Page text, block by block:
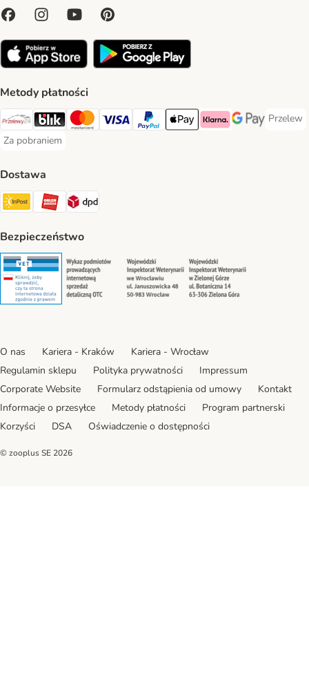
Metody płatności
Przelewy24 Payment Method
Blik Payment Method
MasterCard Payment Method
Visa Payment Method
PayPal Payment Method
Apple Pay Payment Method
Klarna Payment Method
Google Pay
Przelew
Przelew
Za pobraniem
Za pobraniem Payment Method
Dostawa
Paczkomat® Shipping Method
ORLEN Paczka Shipping Method
DPD Shipping Method
Bezpieczeństwo
Security Security Security
O nas Kariera - Kraków
Kariera - Wrocław
Regulamin sklepu
Polityka prywatności
Impressum
Corporate Website
Formularz odstąpienia od umowy
Kontakt
Informacje o przesyłce
Metody płatności
Program partnerski
Korzyści
DSA Oświadczenie o dostępności
© zooplus SE 2026